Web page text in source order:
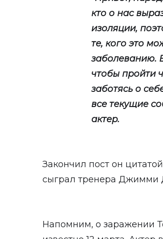
кто о нас
изоляции,
те, кого это
заболеванию.
чтобы пройти
заботясь о
все текущие
актер.
Закончил пост он
сыграл тренера Джимми
Напомним, о заражении